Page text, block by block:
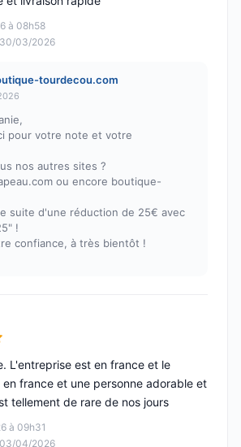
à 08h58
03/2026
tourdecou.com
pour votre note et votre
nos autres sites ?
ou encore boutique-
suite d'une réduction de 25€ avec
!
confiance, à très bientôt !
5
à 09h31
04/2026
L'entreprise est en france et le
france et une personne adorable et
tellement de rare de nos jours